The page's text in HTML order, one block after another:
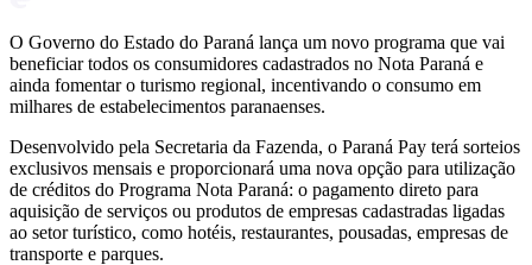
O Governo do Estado do Paraná lança um novo programa que vai
beneficiar todos os consumidores cadastrados no Nota Paraná e
ainda fomentar o turismo regional, incentivando o consumo em
milhares de estabelecimentos paranaenses.
Desenvolvido pela Secretaria da Fazenda, o Paraná Pay terá sorteios
exclusivos mensais e proporcionará uma nova opção para utilização
de créditos do Programa Nota Paraná: o pagamento direto para
aquisição de serviços ou produtos de empresas cadastradas ligadas
ao setor turístico, como hotéis, restaurantes, pousadas, empresas de
transporte e parques.